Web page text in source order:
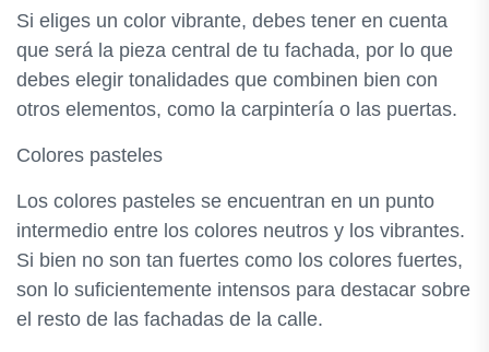
Si eliges un color vibrante, debes tener en cuenta
que será la pieza central de tu fachada, por lo que
debes elegir tonalidades que combinen bien con
otros elementos, como la carpintería o las puertas.
Colores pasteles
Los colores pasteles se encuentran en un punto
intermedio entre los colores neutros y los vibrantes.
Si bien no son tan fuertes como los colores fuertes,
son lo suficientemente intensos para destacar sobre
el resto de las fachadas de la calle.